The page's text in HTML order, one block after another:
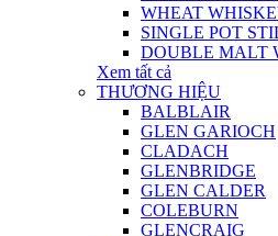
WHEAT
SINGLE POT
DOUBLE MALT
Xem tất cả
THƯƠNG HIỆU
BALBLAIR
GLEN GARIOCH
CLADACH
GLENBRIDGE
GLEN CALDER
COLEBURN
GLENCRAIG